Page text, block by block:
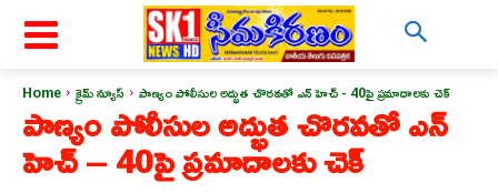
Home క్రైమ్ న్యూస్ పాణ్యం పోలీసుల అద్భుత చొరవతో ఎన్ హెచ్ - 40పై ప్రమాదాలకు చెక్
పాణ్యం పోలీసుల అద్భుత చొరవతో ఎన్
హెచ్ – 40పై ప్రమాదాలకు చెక్